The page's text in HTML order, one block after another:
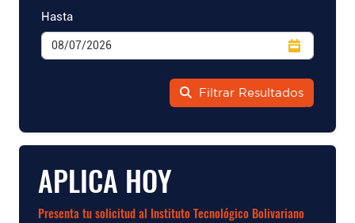
Hasta
Filtrar Resultados
APLICA HOY
Presenta tu solicitud al Instituto Tecnológico Bolivariano